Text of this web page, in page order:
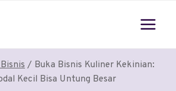
/ Buka Bisnis Kuliner Kekinian:
Kecil Bisa Untung Besar